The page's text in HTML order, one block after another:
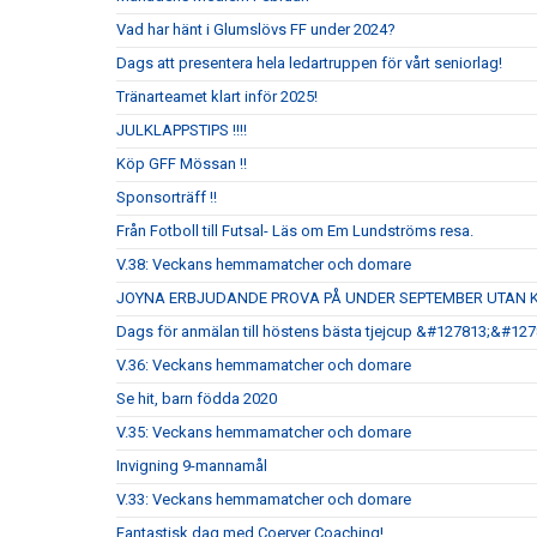
Vad har hänt i Glumslövs FF under 2024?
Dags att presentera hela ledartruppen för vårt seniorlag!
Tränarteamet klart inför 2025!
JULKLAPPSTIPS !!!!
Köp GFF Mössan !!
Sponsorträff !!
Från Fotboll till Futsal- Läs om Em Lundströms resa.
V.38: Veckans hemmamatcher och domare
JOYNA ERBJUDANDE PROVA PÅ UNDER SEPTEMBER UTAN
Dags för anmälan till höstens bästa tjejcup
V.36: Veckans hemmamatcher och domare
Se hit, barn födda 2020
V.35: Veckans hemmamatcher och domare
Invigning 9-mannamål
V.33: Veckans hemmamatcher och domare
Fantastisk dag med Coerver Coaching!